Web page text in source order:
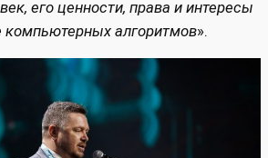
его ценности, права и интересы
компьютерных алгоритмов».